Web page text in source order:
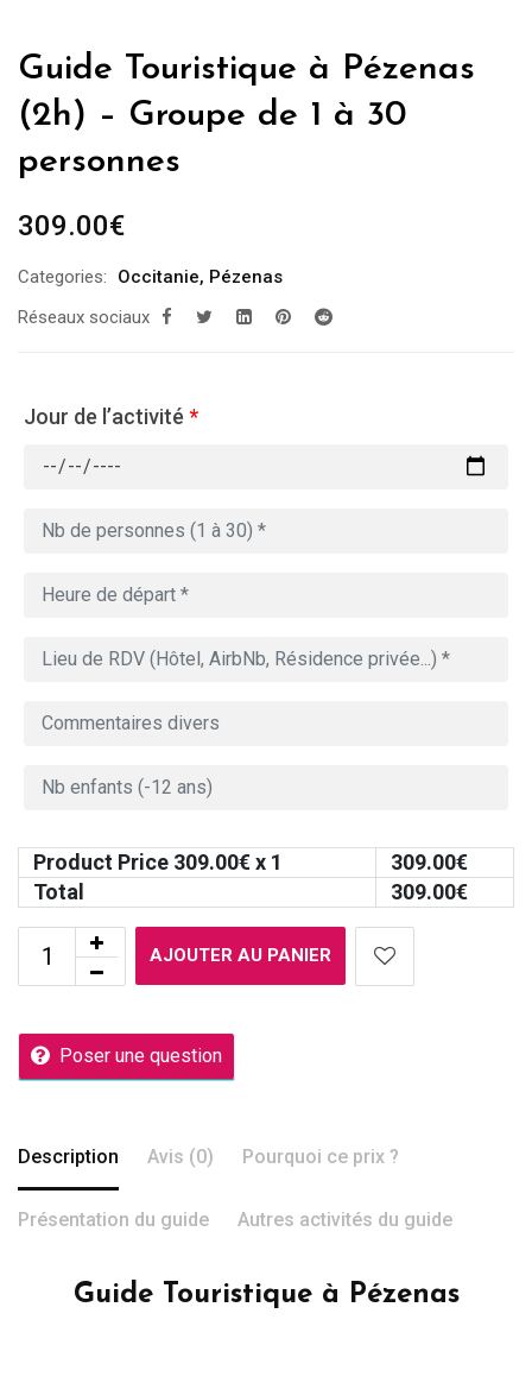
Guide Touristique à Pézenas
(2h) – Groupe de 1 à 30
personnes
309.00€
Categories: Occitanie, Pézenas
Réseaux sociaux
Jour de l’activité *
Product Price 309.00€ x 1 309.00€
Total
309.00€
AJOUTER AU PANIER
Poser une question
Description Avis (0) Pourquoi ce prix ?
Présentation du guide Autres activités du guide
Guide Touristique à Pézenas